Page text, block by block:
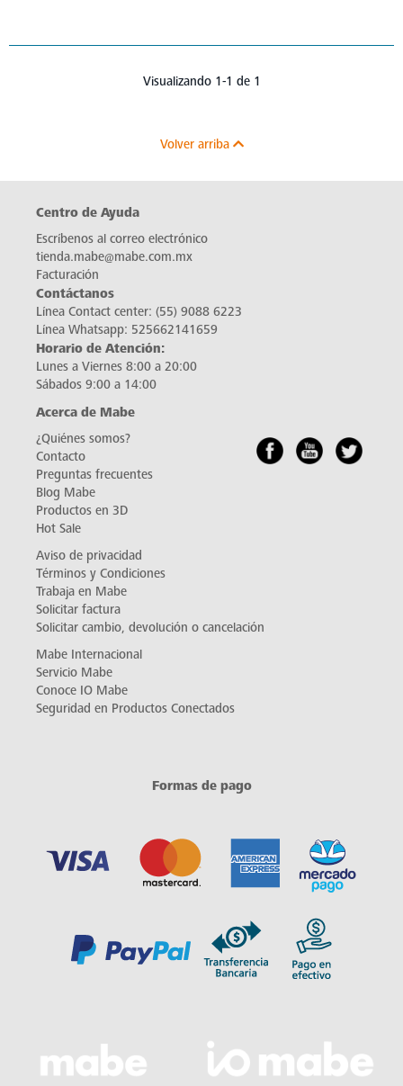
Visualizando 1-1 de 1
Volver arriba
Centro de Ayuda
Escríbenos al correo electrónico
tienda.mabe@mabe.com.mx
Facturación
Contáctanos
Línea Contact center: (55) 9088 6223
Línea Whatsapp: 525662141659
Horario de Atención:
Lunes a Viernes 8:00 a 20:00
Sábados 9:00 a 14:00
Acerca de Mabe
¿Quiénes somos?
Contacto
Preguntas frecuentes
Blog Mabe
Productos en 3D
Hot Sale
Aviso de privacidad
Términos y Condiciones
Trabaja en Mabe
Solicitar factura
Solicitar cambio, devolución o cancelación
Mabe Internacional
Servicio Mabe
Conoce IO Mabe
Seguridad en Productos Conectados
Formas de pago